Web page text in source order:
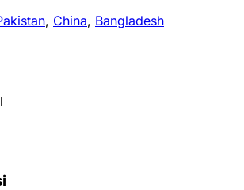
, China, Bangladesh